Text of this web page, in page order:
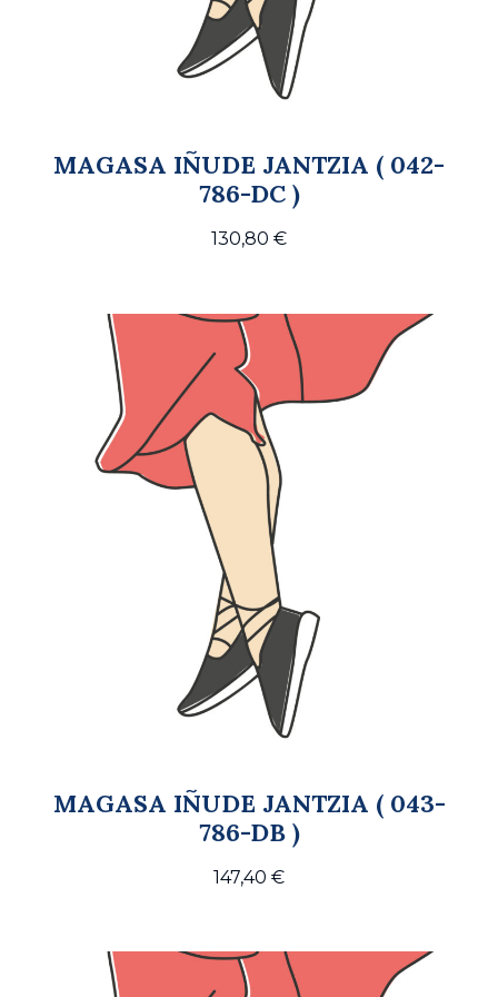
MAGASA IÑUDE JANTZIA ( 042-
786-DC )
130,80 €
MAGASA IÑUDE JANTZIA ( 043-
786-DB )
147,40 €